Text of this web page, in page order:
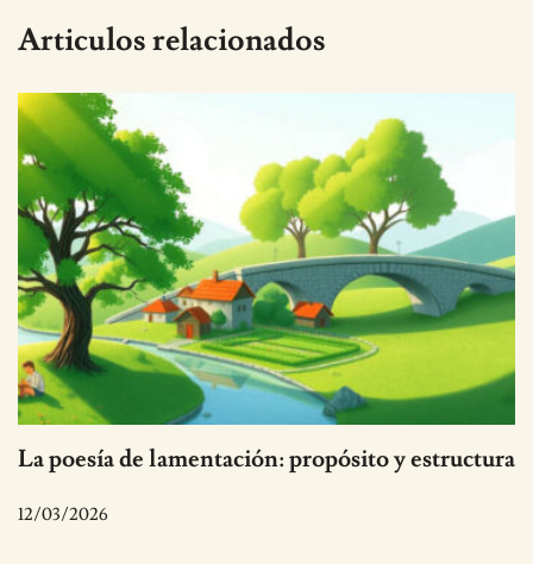
Articulos relacionados
La poesía de lamentación: propósito y estructura
12/03/2026